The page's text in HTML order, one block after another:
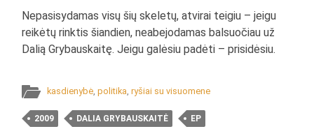
Nepasisydamas visų šių skeletų, atvirai teigiu – jeigu
reikėtų rinktis šiandien, neabejodamas balsuočiau už
Dalią Grybauskaitę. Jeigu galėsiu padėti – prisidėsiu.
kasdienybė ,politika ,ryšiai su visuomene
2009 DALIA GRYBAUSKAITĖ EP